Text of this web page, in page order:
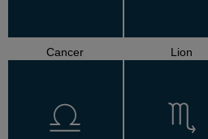
Cancer Lion